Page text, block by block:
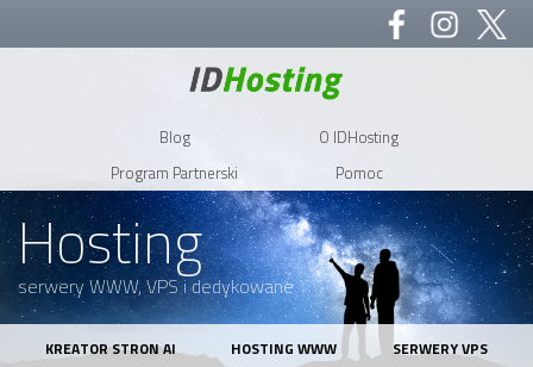
Blog
O IDHosting
Program Partnerski
Pomoc
Hosting
serwery WWW, VPS i dedykowane
KREATOR STRON AI HOSTING WWW SERWERY VPS